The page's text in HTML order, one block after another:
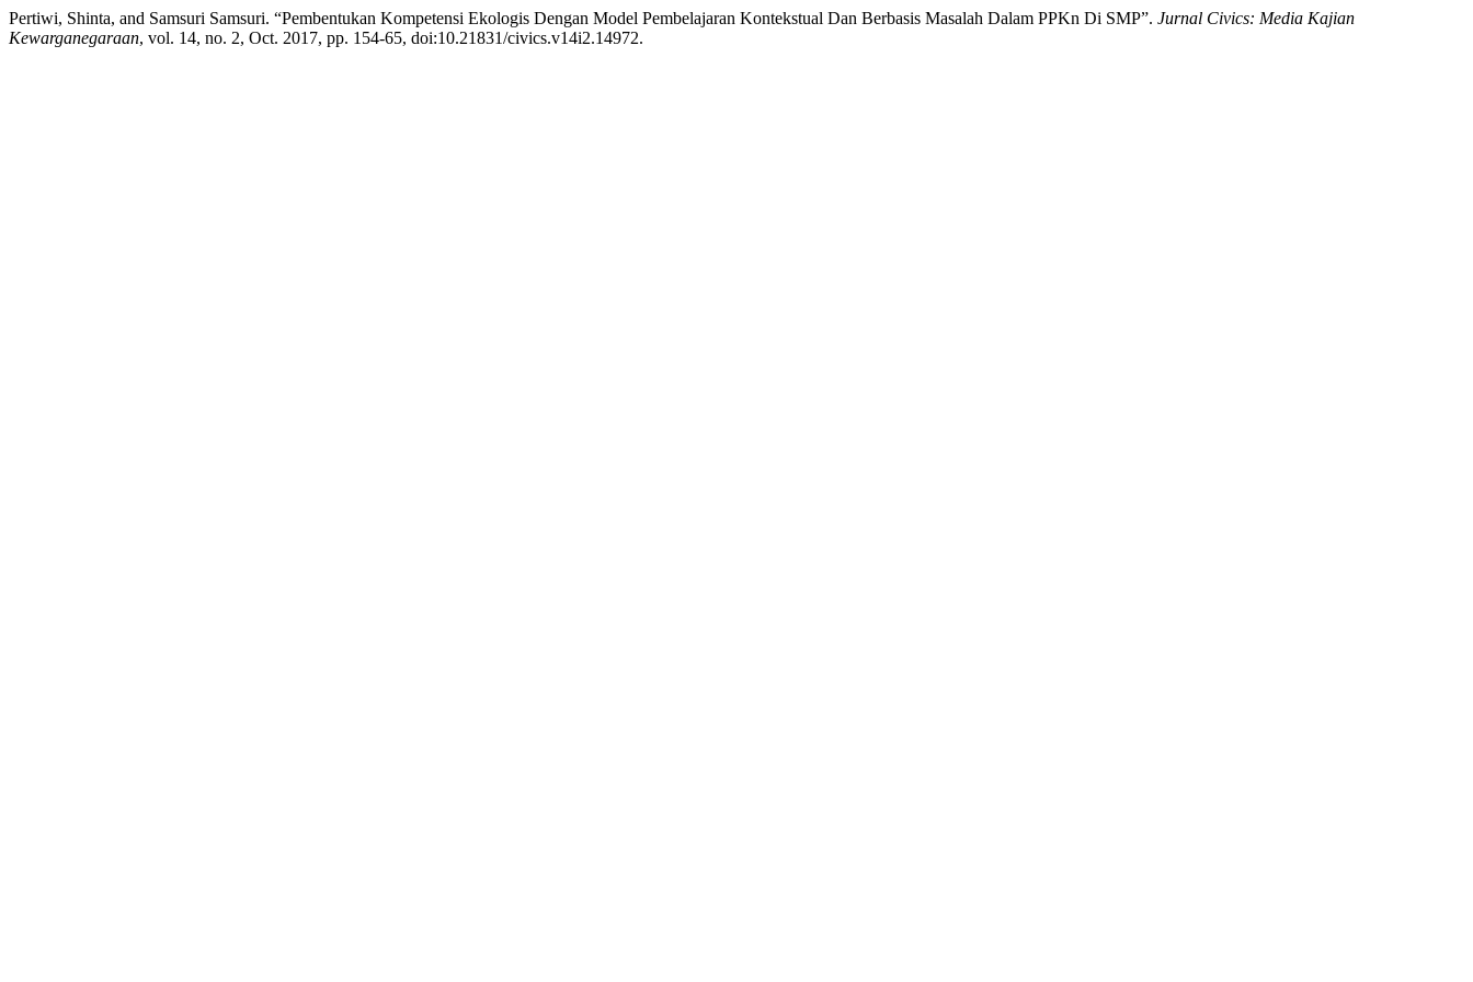
Pertiwi, Shinta, and Samsuri Samsuri. “Pembentukan Kompetensi Ekologis Dengan Model Pembelajaran Kontekstual Dan Berbasis Masalah Dalam PPKn Di SMP”. Jurnal Civics: Media Kajian
Kewarganegaraan, vol. 14, no. 2, Oct. 2017, pp. 154-65, doi:10.21831/civics.v14i2.14972.